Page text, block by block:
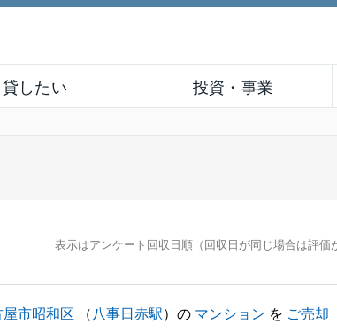
貸したい 投資・事業
表示はアンケート回収日順（回収日が同じ場合は評価
屋市昭和区 （ 八事日赤駅）の マンション を ご売却